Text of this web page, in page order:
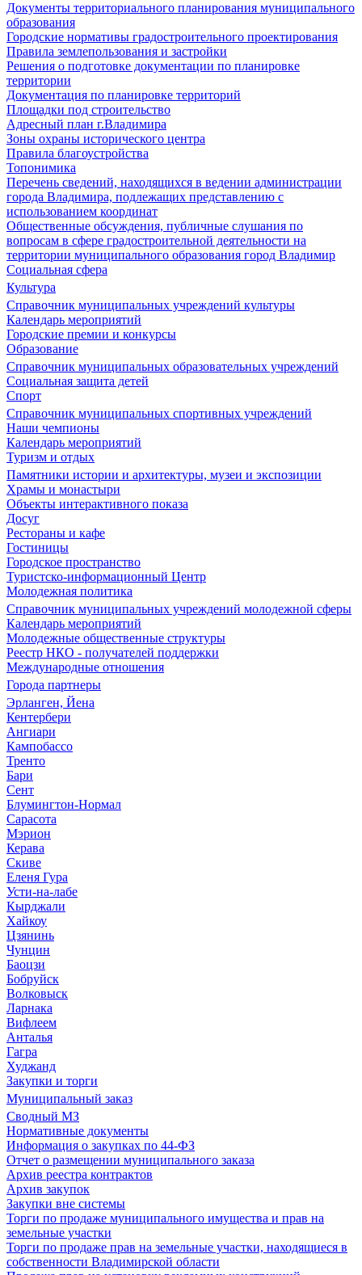
Документы территориального планирования муниципального
образования
Городские нормативы градостроительного проектирования
Правила землепользования и застройки
Решения о подготовке документации по планировке
территории
Документация по планировке территорий
Площадки под строительство
Адресный план г.Владимира
Зоны охраны исторического центра
Правила благоустройства
Топонимика
Перечень сведений, находящихся в ведении администрации
города Владимира, подлежащих представлению с
использованием координат
Общественные обсуждения, публичные слушания по
вопросам в сфере градостроительной деятельности на
территории муниципального образования город Владимир
Социальная сфера
Культура
Справочник муниципальных учреждений культуры
Календарь мероприятий
Городские премии и конкурсы
Образование
Справочник муниципальных образовательных учреждений
Социальная защита детей
Спорт
Справочник муниципальных спортивных учреждений
Наши чемпионы
Календарь мероприятий
Туризм и отдых
Памятники истории и архитектуры, музеи и экспозиции
Храмы и монастыри
Объекты интерактивного показа
Досуг
Рестораны и кафе
Гостиницы
Городское пространство
Туристско-информационный Центр
Молодежная политика
Справочник муниципальных учреждений молодежной сферы
Календарь мероприятий
Молодежные общественные структуры
Реестр НКО - получателей поддержки
Международные отношения
Города партнеры
Эрланген, Йена
Кентербери
Ангиари
Кампобассо
Тренто
Бари
Сент
Блумингтон-Нормал
Сарасота
Мэрион
Керава
Скиве
Еленя Гура
Усти-на-лабе
Кырджали
Хайкоу
Цзянинь
Чунцин
Баоцзи
Бобруйск
Волковыск
Ларнака
Вифлеем
Анталья
Гагра
Худжанд
Закупки и торги
Муниципальный заказ
Сводный МЗ
Нормативные документы
Информация о закупках по 44-ФЗ
Отчет о размещении муниципального заказа
Архив реестра контрактов
Архив закупок
Закупки вне системы
Торги по продаже муниципального имущества и прав на
земельные участки
Торги по продаже прав на земельные участки, находящиеся в
собственности Владимирской области